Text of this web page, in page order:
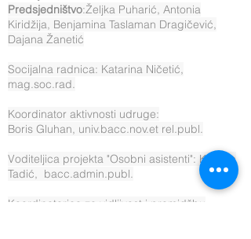
Predsjedništvo:Željka Puharić, Antonia
Kiridžija, Benjamina Taslaman Dragičević,
Dajana Žanetić
Socijalna radnica: Katarina Ničetić,
mag.soc.rad.
Koordinator aktivnosti udruge:
Boris Gluhan, univ.bacc.nov.et rel.publ.
Voditeljica projekta "Osobni asistenti": Kristina
Tadić, bacc.admin.publ.
Koordinatorica za vidljivost i promidžbu